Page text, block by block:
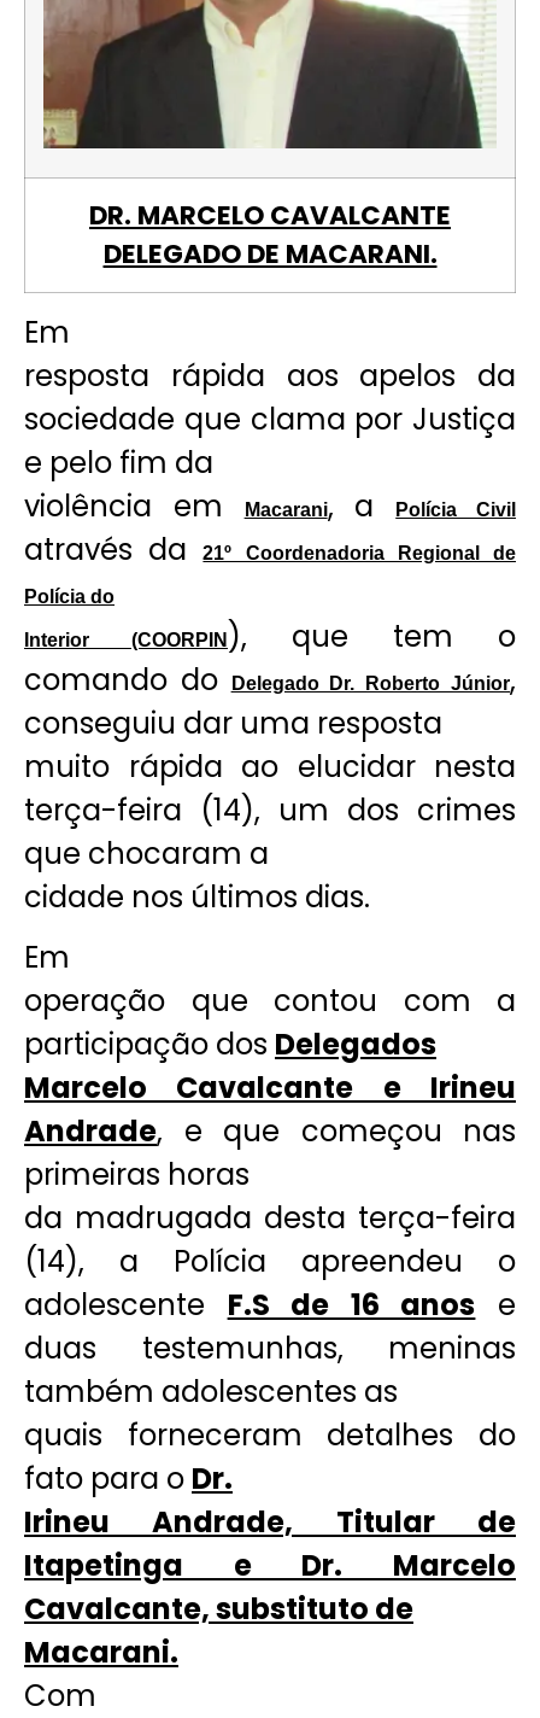
DR. MARCELO CAVALCANTE
DELEGADO DE MACARANI.
Em
resposta rápida aos apelos da
sociedade que clama por Justiça
e pelo fim da
violência em
Macarani, a Polícia Civil
através da21º Coordenadoria Regional de
Polícia do
Interior (COORPIN ), que tem o
comando do
Delegado Dr. Roberto Júnior,
conseguiu dar uma resposta
muito rápida ao elucidar nesta
terça-feira (14), um dos crimes
que chocaram a
cidade nos últimos dias.
Em
operação que contou com a
participação dos Delegados
Marcelo Cavalcante e Irineu
Andrade, e que começou nas
primeiras horas
da madrugada desta terça-feira
(14), a Polícia apreendeu o
adolescente F.S de 16 anos e
duas testemunhas, meninas
também adolescentes as
quais forneceram detalhes do
fato para o Dr.
Irineu Andrade, Titular de
Itapetinga e Dr. Marcelo
Cavalcante, substituto de
Macarani.
Com